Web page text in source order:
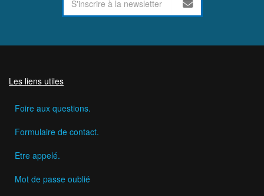
Les liens utiles
Foire aux questions.
Formulaire de contact.
Etre appelé.
Mot de passe oublié